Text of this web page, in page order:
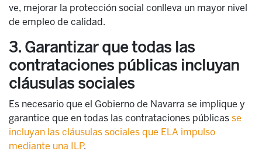
ve, mejorar la protección social conlleva un mayor nivel
de empleo de calidad.
3. Garantizar que todas las
contrataciones públicas incluyan
cláusulas sociales
Es necesario que el Gobierno de Navarra se implique y
garantice que en todas las contrataciones públicas se
incluyan las cláusulas sociales que ELA impulso
mediante una ILP.